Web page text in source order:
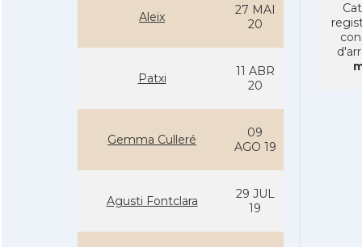
Aleix
27 MAI
20
Patxi
11 ABR
20
Gemma Culleré
09
AGO 19
Agusti Fontclara
29 JUL
19